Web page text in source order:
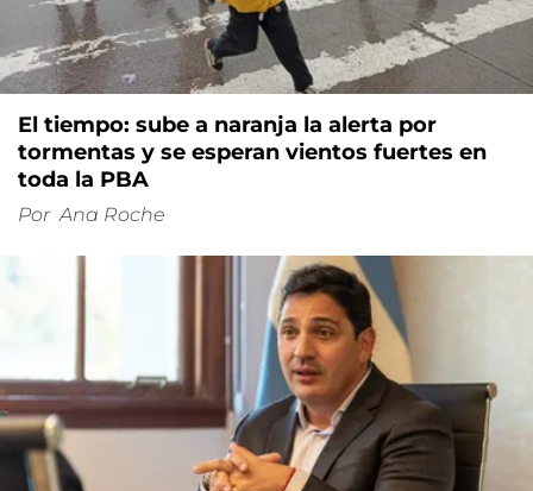
El tiempo: sube a naranja la alerta por
tormentas y se esperan vientos fuertes en
toda la PBA
Por Ana Roche